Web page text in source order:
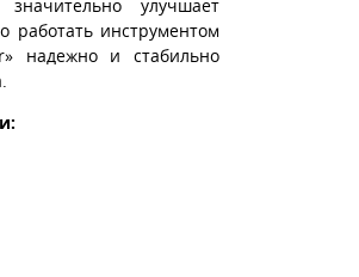
улучшает
работать инструментом
надежно и стабильно